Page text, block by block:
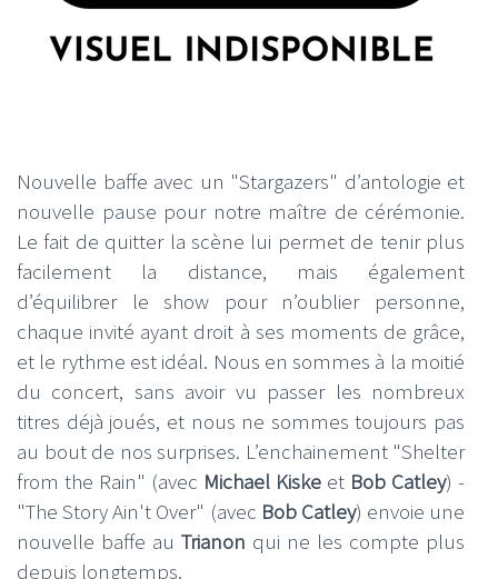
Nouvelle baffe avec un "Stargazers" d’antologie et
nouvelle pause pour notre maître de cérémonie.
Le fait de quitter la scène lui permet de tenir plus
facilement la distance, mais également
d’équilibrer le show pour n’oublier personne,
chaque invité ayant droit à ses moments de grâce,
et le rythme est idéal. Nous en sommes à la moitié
du concert, sans avoir vu passer les nombreux
titres déjà joués, et nous ne sommes toujours pas
au bout de nos surprises. L’enchainement "Shelter
from the Rain" (avec Michael Kiske et Bob Catley) -
"The Story Ain't Over" (avec Bob Catley) envoie une
nouvelle baffe au Trianon qui ne les compte plus
depuis longtemps.